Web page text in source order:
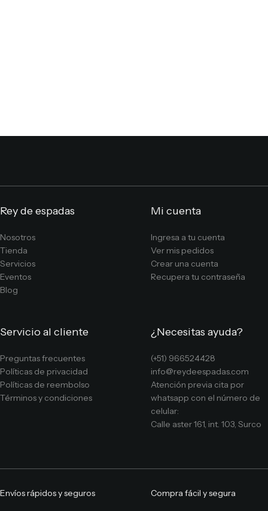
Rey de espadas
Nosotros
Tienda
Servicios
Eventos
Blog
Mi cuenta
Ingresa a tu cuenta
Ver mis pedidos
Crear una cuenta
Recupera tu contraseña
Servicio al cliente
Preguntas frecuentes
Políticas de privacidad
Políticas de reembolso
Términos y condiciones
¿Necesitas ayuda?
(+51) 966524428
info@reydeespadas.com
Atención previa cita por
whatsapp con el número de
celular:
Calle aster 161, int. 103, Surco
Envíos rápidos y seguros Compra fácil y segura